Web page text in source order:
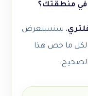
في منطقتك؟
، سنستعرض
لكل ما خص هذا
الصحيح.